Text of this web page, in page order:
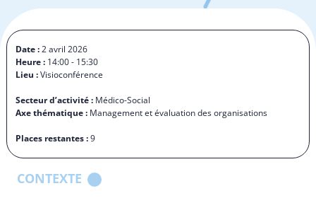
Date :2 avril 2026
Heure : 14:00 - 15:30
Lieu :Visioconférence
Secteur d’activité : Médico-Social
Axe thématique : Management et évaluation des organisations
Places restantes :9
CONTEXTE